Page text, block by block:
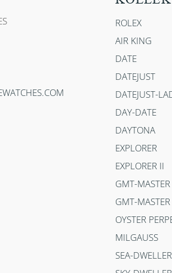
ROLEX
AIR KING
DATE
DATEJUST
DATEJUST-
DAY-DATE
DAYTONA
EXPLORER
EXPLORER II
GMT-MASTER
GMT-
OYSTER
MILGAUSS
SEA-DWELLER